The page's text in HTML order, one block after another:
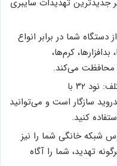
جدیدترین تهدیدات سایبری
شما در برابر انواع
کرم‌ها،
محافظت می‌کند.
پشتیبانی از سیستم‌عامل‌های مختلف: نود ۳۲ با
سازگار است و می‌توانید
کنید.
شبکه خانگی شما را نیز
تهدید، شما را آگاه